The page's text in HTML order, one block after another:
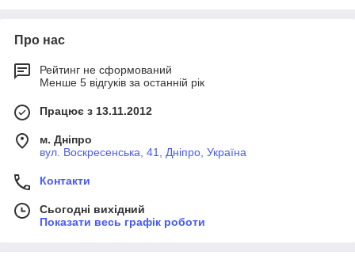
Про нас
Рейтинг не сформований
Менше 5 відгуків за останній рік
Працює з 13.11.2012
м. Дніпро
вул. Воскресенська, 41, Дніпро, Україна
Контакти
Сьогодні вихідний
Показати весь графік роботи